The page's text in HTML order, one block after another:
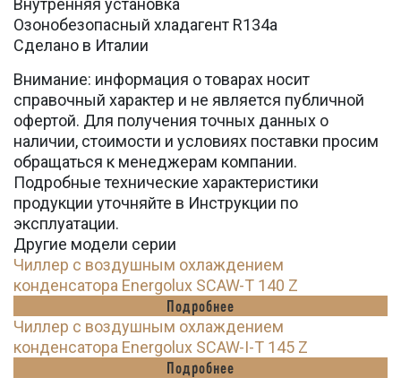
Внутренняя установка
Озонобезопасный хладагент R134a
Сделано в Италии
Внимание: информация о товарах носит
справочный характер и не является публичной
офертой. Для получения точных данных о
наличии, стоимости и условиях поставки просим
обращаться к менеджерам компании.
Подробные технические характеристики
продукции уточняйте в Инструкции по
эксплуатации.
Другие модели серии
Чиллер с воздушным охлаждением
конденсатора Energolux SCAW-T 140 Z
Подробнее
Чиллер с воздушным охлаждением
конденсатора Energolux SCAW-I-T 145 Z
Подробнее